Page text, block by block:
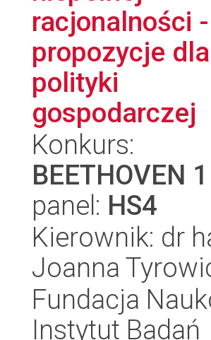
racjonalności -
propozycje dla
polityki
gospodarczej
Konkurs:
BEETHOVEN 1
panel: HS4
Kierownik: dr
Joanna
Fundacja
Instytut Badań